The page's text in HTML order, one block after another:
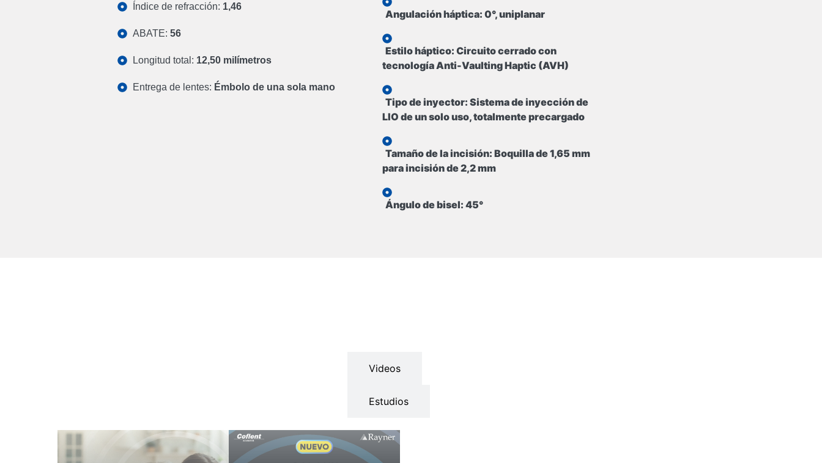
Índice de refracción: 1,46
ABATE: 56
Longitud total: 12,50 milímetros
Entrega de lentes: Émbolo de una sola mano
Angulación háptica: 0°, uniplanar
Estilo háptico: Circuito cerrado con
tecnología Anti-Vaulting Haptic (AVH)
Tipo de inyector:Sistema de inyección de
LIO de un solo uso, totalmente precargado
Tamaño de la incisión:Boquilla de 1,65 mm
para incisión de 2,2 mm
Ángulo de bisel:45°
Videos
Estudios